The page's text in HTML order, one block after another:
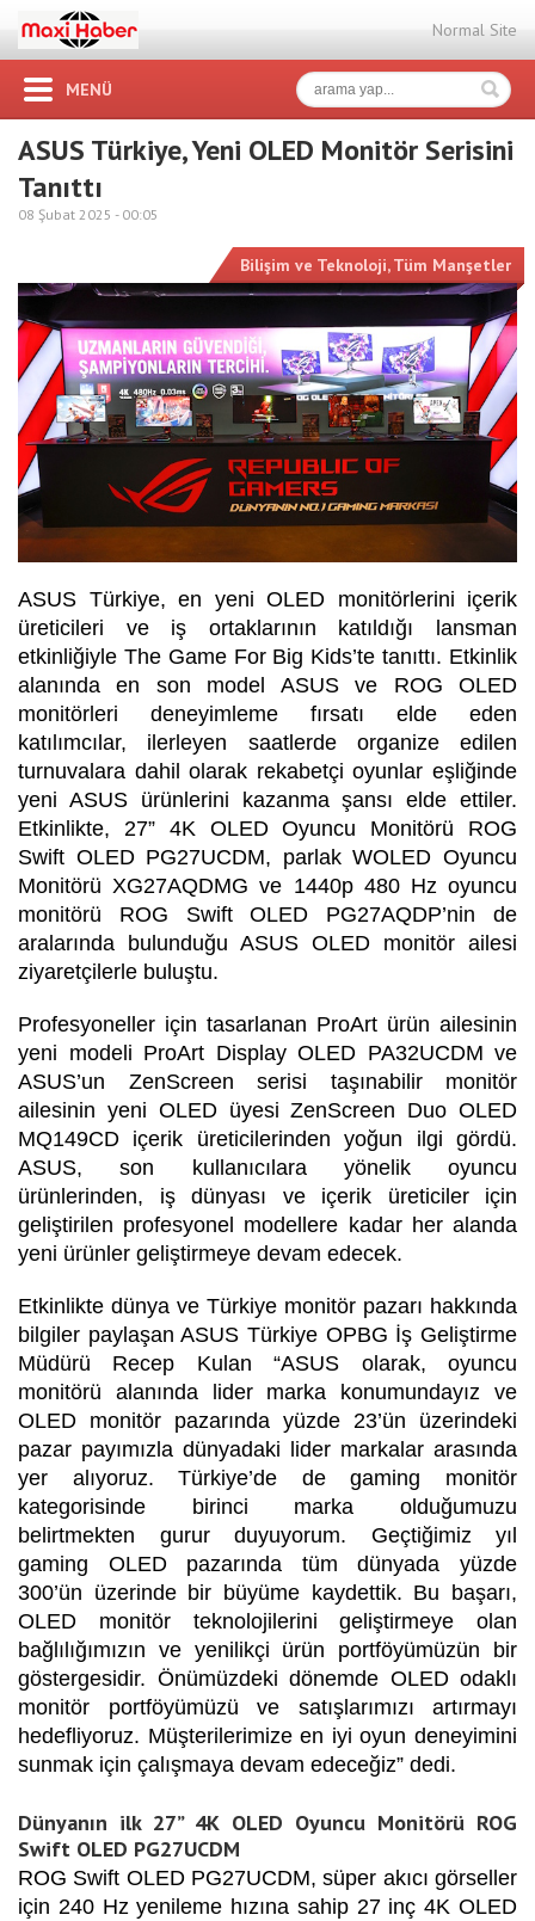
Normal Site
MENÜ
ASUS Türkiye, Yeni OLED Monitör Serisini
Tanıttı
08 Şubat 2025 - 00:05
Bilişim ve Teknoloji,Tüm Manşetler
ASUS Türkiye, en yeni OLED monitörlerini içerik
üreticileri ve iş ortaklarının katıldığı lansman
etkinliğiyle The Game For Big Kids’te tanıttı. Etkinlik
alanında en son model ASUS ve ROG OLED
monitörleri deneyimleme fırsatı elde eden
katılımcılar, ilerleyen saatlerde organize edilen
turnuvalara dahil olarak rekabetçi oyunlar eşliğinde
yeni ASUS ürünlerini kazanma şansı elde ettiler.
Etkinlikte, 27” 4K OLED Oyuncu Monitörü ROG
Swift OLED PG27UCDM, parlak WOLED Oyuncu
Monitörü XG27AQDMG ve 1440p 480 Hz oyuncu
monitörü ROG Swift OLED PG27AQDP’nin de
aralarında bulunduğu ASUS OLED monitör ailesi
ziyaretçilerle buluştu.
Profesyoneller için tasarlanan ProArt ürün ailesinin
yeni modeli ProArt Display OLED PA32UCDM ve
ASUS’un ZenScreen serisi taşınabilir monitör
ailesinin yeni OLED üyesi ZenScreen Duo OLED
MQ149CD içerik üreticilerinden yoğun ilgi gördü.
ASUS, son kullanıcılara yönelik oyuncu
ürünlerinden, iş dünyası ve içerik üreticiler için
geliştirilen profesyonel modellere kadar her alanda
yeni ürünler geliştirmeye devam edecek.
Etkinlikte dünya ve Türkiye monitör pazarı hakkında
bilgiler paylaşan ASUS Türkiye OPBG İş Geliştirme
Müdürü Recep Kulan “ASUS olarak, oyuncu
monitörü alanında lider marka konumundayız ve
OLED monitör pazarında yüzde 23’ün üzerindeki
pazar payımızla dünyadaki lider markalar arasında
yer alıyoruz. Türkiye’de de gaming monitör
kategorisinde birinci marka olduğumuzu
belirtmekten gurur duyuyorum. Geçtiğimiz yıl
gaming OLED pazarında tüm dünyada yüzde
300’ün üzerinde bir büyüme kaydettik. Bu başarı,
OLED monitör teknolojilerini geliştirmeye olan
bağlılığımızın ve yenilikçi ürün portföyümüzün bir
göstergesidir. Önümüzdeki dönemde OLED odaklı
monitör portföyümüzü ve satışlarımızı artırmayı
hedefliyoruz. Müşterilerimize en iyi oyun deneyimini
sunmak için çalışmaya devam edeceğiz” dedi.
Dünyanın ilk 27” 4K OLED Oyuncu Monitörü ROG
Swift OLED PG27UCDM
ROG Swift OLED PG27UCDM, süper akıcı görseller
için 240 Hz yenileme hızına sahip 27 inç 4K OLED